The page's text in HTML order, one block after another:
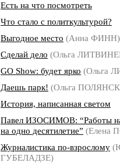
Есть на что посмотреть
Что стало с политкультурой?
Выгодное место (Анна ФИНН)
Сделай дело (Ольга
GO Show: будет ярко (Ольга
Даешь парк! (Ольга
История, написанная светом
Павел ИЗОСИМОВ: “Работы
на одно десятилетие” (Елена
Журналистика по-взрослому
ГУБЕЛАДЗЕ)